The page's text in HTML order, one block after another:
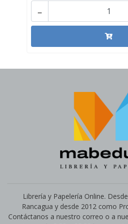
-
Librería y Papelería Online.
Rancagua y desde 2012 como
Contáctanos a nuestro correo o a